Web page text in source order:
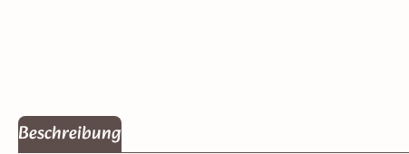
Beschreibung